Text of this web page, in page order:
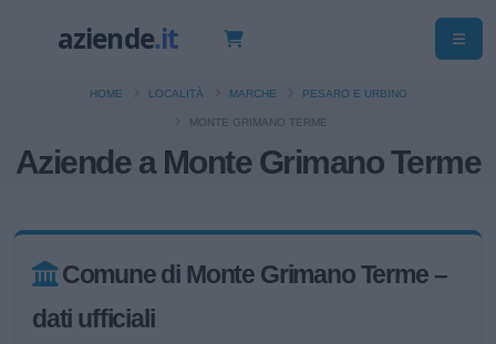
Aziende a Monte Grimano Terme
HOME LOCALITÀ MARCHE PESARO E URBINO
MONTE GRIMANO TERME
Comune di Monte Grimano Terme –
dati ufficiali